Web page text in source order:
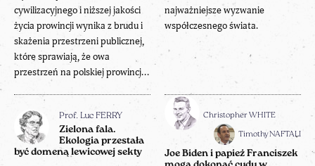
cywilizacyjnego i niższej jakości
życia prowincji wynika z brudu i
skażenia przestrzeni publicznej,
które sprawiają, że owa
przestrzeń na polskiej prowincj...
najważniejsze wyzwanie
współczesnego świata.
Prof. Luc FERRY
Zielona fala.
Ekologia przestała
być domeną lewicowej sekty
Christopher WHITE
Timothy NAFTALI
Joe Biden i papież Franciszek